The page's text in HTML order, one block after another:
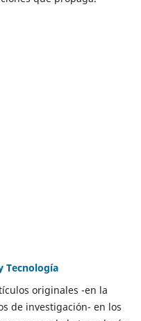
Tecnología
originales -en la
de investigación- en los